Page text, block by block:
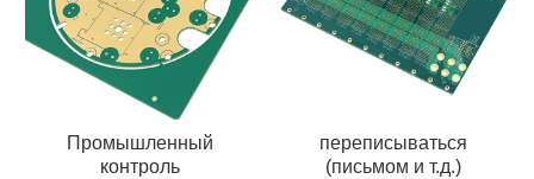
Промышленный
контроль
переписываться
(письмом и т.д.)